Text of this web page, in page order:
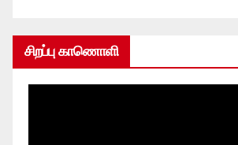
சிறப்பு காணொளி